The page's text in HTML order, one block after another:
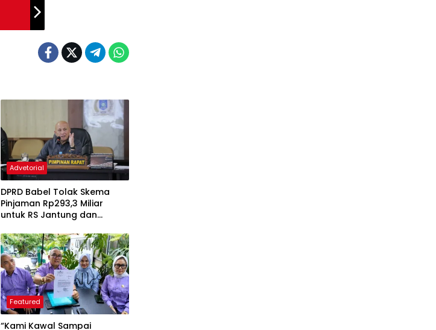
Advetorial
DPRD Babel Tolak Skema
Pinjaman Rp293,3 Miliar
Stroke, Dorong Pemprov
Kejar Royalti Timah
Featured